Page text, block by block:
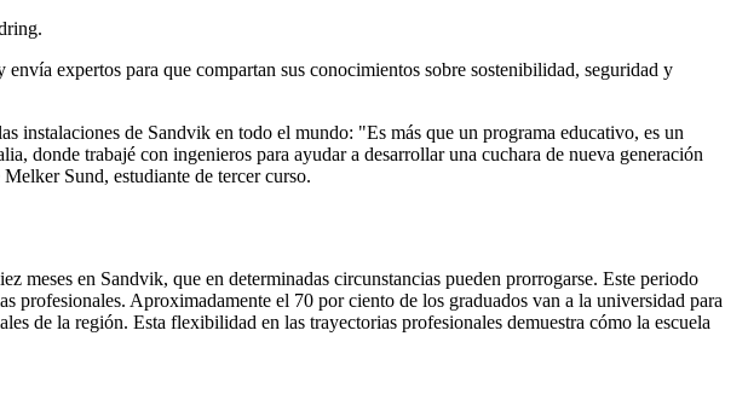
expertos para que compartan sus conocimientos sobre sostenibilidad, seguridad y
instalaciones de Sandvik en todo el mundo: "Es más que un programa educativo, es un
trabajé con ingenieros para ayudar a desarrollar una cuchara de nueva generación
Sund, estudiante de tercer curso.
meses en Sandvik, que en determinadas circunstancias pueden prorrogarse. Este periodo
Aproximadamente el 70 por ciento de los graduados van a la universidad para
de la región. Esta flexibilidad en las trayectorias profesionales demuestra cómo la escuela